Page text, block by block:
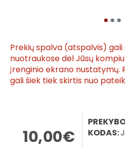
Prekių spalva (atspalvis)
nuotraukose dėl Jūsų
įrenginio ekrano nustatymų.
gali šiek tiek skirtis nuo
10,00€
KODAS: